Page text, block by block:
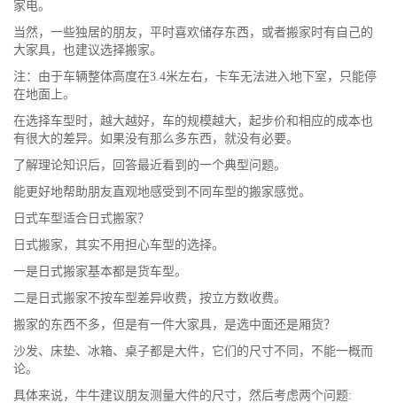
家电。
当然，一些独居的朋友，平时喜欢储存东西，或者搬家时有自己的
大家具，也建议选择搬家。
注：由于车辆整体高度在3.4米左右，卡车无法进入地下室，只能停
在地面上。
在选择车型时，越大越好，车的规模越大，起步价和相应的成本也
有很大的差异。如果没有那么多东西，就没有必要。
了解理论知识后，回答最近看到的一个典型问题。
能更好地帮助朋友直观地感受到不同车型的搬家感觉。
日式车型适合日式搬家？
日式搬家，其实不用担心车型的选择。
一是日式搬家基本都是货车型。
二是日式搬家不按车型差异收费，按立方数收费。
搬家的东西不多，但是有一件大家具，是选中面还是厢货？
沙发、床垫、冰箱、桌子都是大件，它们的尺寸不同，不能一概而
论。
具体来说，牛牛建议朋友测量大件的尺寸，然后考虑两个问题: